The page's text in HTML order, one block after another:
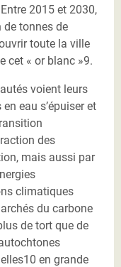
2015 et 2030,
tonnes de
toute la ville
cet « or blanc »9.
voient leurs
eau s’épuiser et
des
mais aussi par
climatiques
du carbone
de tort que de
en grande